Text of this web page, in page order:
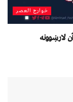
خوارج العصر
لارښوونه